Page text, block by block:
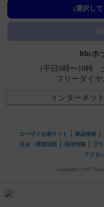
【タスフィゴ】 用法及
(選択し
hhcホ
(平日9時〜18時
フリーダイ
インターネッ
エーザイ企業サイト 製品情報
社会・環境活動
採用情報 プ
アクセ
Copyright(C) 2017